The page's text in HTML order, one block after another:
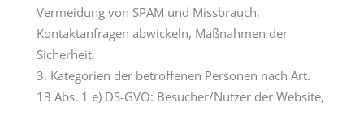
Vermeidung von SPAM und Missbrauch,
Kontaktanfragen abwickeln, Maßnahmen der
Sicherheit,
Kategorien der betroffenen Personen nach Art.
13 Abs. 1 e) DS-GVO: Besucher/Nutzer der Website,